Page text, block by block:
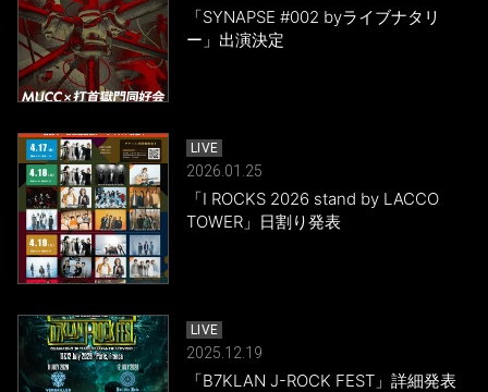
「SYNAPSE #002 byライブナタリ
ー」出演決定
LIVE
2026.01.25
「I ROCKS 2026 stand by LACCO
TOWER」日割り発表
LIVE
2025.12.19
「B7KLAN J-ROCK FEST」詳細発表